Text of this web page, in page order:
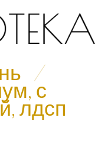
/
с
лдсп